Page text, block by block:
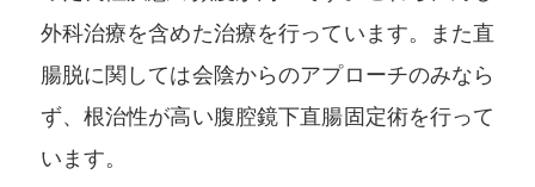
外科治療を含めた治療を行っています。また直
腸脱に関しては会陰からのアプローチのみなら
ず、根治性が高い腹腔鏡下直腸固定術を行って
います。